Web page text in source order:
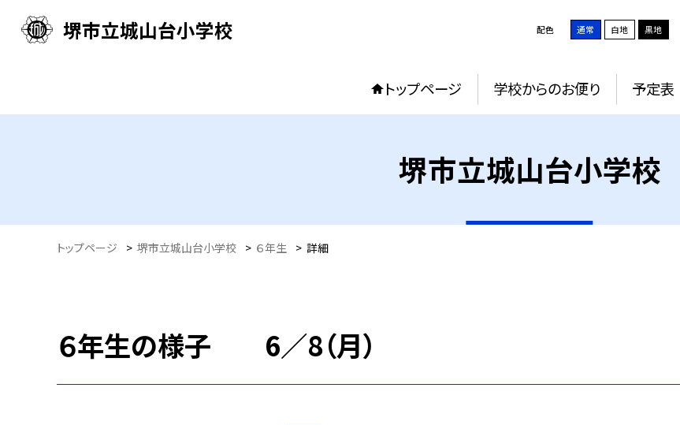
堺市立城山台小学校 配色 通常 白地 黒地
トップページ 学校からのお便り 予定表
堺市立城山台小学校
トップページ > 堺市立城山台小学校 > ６年生 > 詳細
６年生の様子 6／8（月）